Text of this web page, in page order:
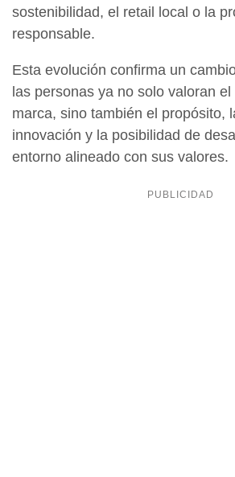
sostenibilidad, el retail local o la
responsable.
Esta evolución confirma un
las personas ya no solo valoran
marca, sino también el propósito,
innovación y la posibilidad de
entorno alineado con sus valores.